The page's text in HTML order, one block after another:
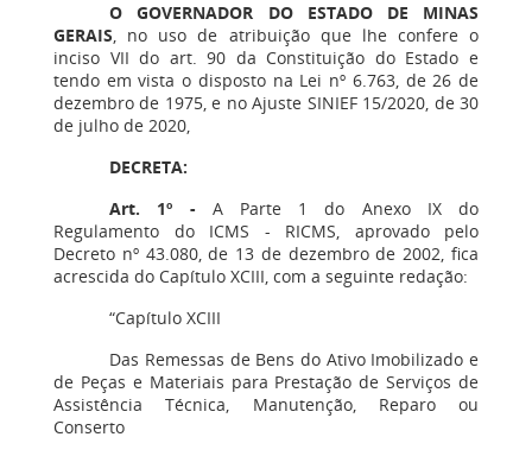
O GOVERNADOR DO ESTADO DE MINAS
GERAIS, no uso de atribuição que lhe confere o
inciso VII do art. 90 da Constituição do Estado e
tendo em vista o disposto na Lei nº 6.763, de 26 de
dezembro de 1975, e no Ajuste SINIEF 15/2020, de 30
de julho de 2020,
DECRETA:
Art. 1º - A Parte 1 do Anexo IX do
Regulamento do ICMS - RICMS, aprovado pelo
Decreto nº 43.080, de 13 de dezembro de 2002, fica
acrescida do Capítulo XCIII, com a seguinte redação:
“Capítulo XCIII
Das Remessas de Bens do Ativo Imobilizado e
de Peças e Materiais para Prestação de Serviços de
Assistência Técnica, Manutenção, Reparo ou
Conserto